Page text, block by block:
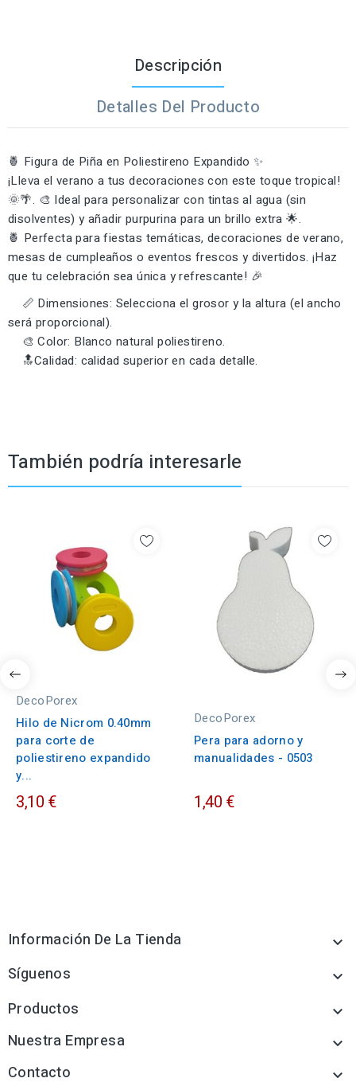
Descripción
Detalles Del Producto
🍍 Figura de Piña en Poliestireno Expandido ✨
¡Lleva el verano a tus decoraciones con este toque tropical!
🌞🌴. 🎨 Ideal para personalizar con tintas al agua (sin
disolventes) y añadir purpurina para un brillo extra 🌟.
🍍 Perfecta para fiestas temáticas, decoraciones de verano,
mesas de cumpleaños o eventos frescos y divertidos. ¡Haz
que tu celebración sea única y refrescante! 🎉
📏 Dimensiones: Selecciona el grosor y la altura (el ancho
será proporcional).
🎨 Color: Blanco natural poliestireno.
🔝Calidad: calidad superior en cada detalle.
También podría interesarle
DecoPorex
Hilo de Nicrom 0.40mm
para corte de
poliestireno expandido
y...
3,10 €
DecoPorex
Pera para adorno y
manualidades - 0503
1,40 €
Información De La Tienda 
Síguenos 
Productos 
Nuestra Empresa 
Contacto 